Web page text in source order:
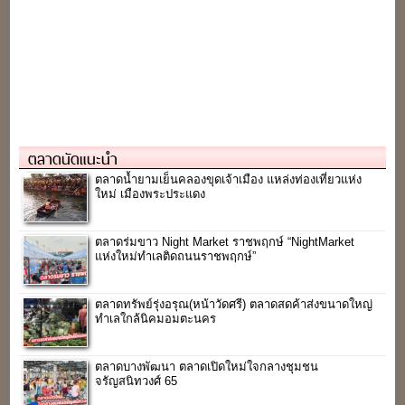
ตลาดนัดแนะนำ
ตลาดน้ำยามเย็นคลองขุดเจ้าเมือง แหล่งท่องเที่ยวแห่ง
ใหม่ เมืองพระประแดง
ตลาดร่มขาว Night Market ราชพฤกษ์ “NightMarket
แห่งใหม่ทำเลติดถนนราชพฤกษ์”
ตลาดทรัพย์รุ่งอรุณ(หน้าวัดศรี) ตลาดสดค้าส่งขนาดใหญ่
ทำเลใกล้นิคมอมตะนคร
ตลาดบางพัฒนา ตลาดเปิดใหม่ใจกลางชุมชน
จรัญสนิทวงศ์ 65